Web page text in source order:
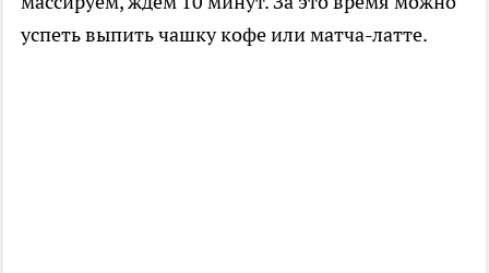
успеть выпить чашку кофе или матча-латте.